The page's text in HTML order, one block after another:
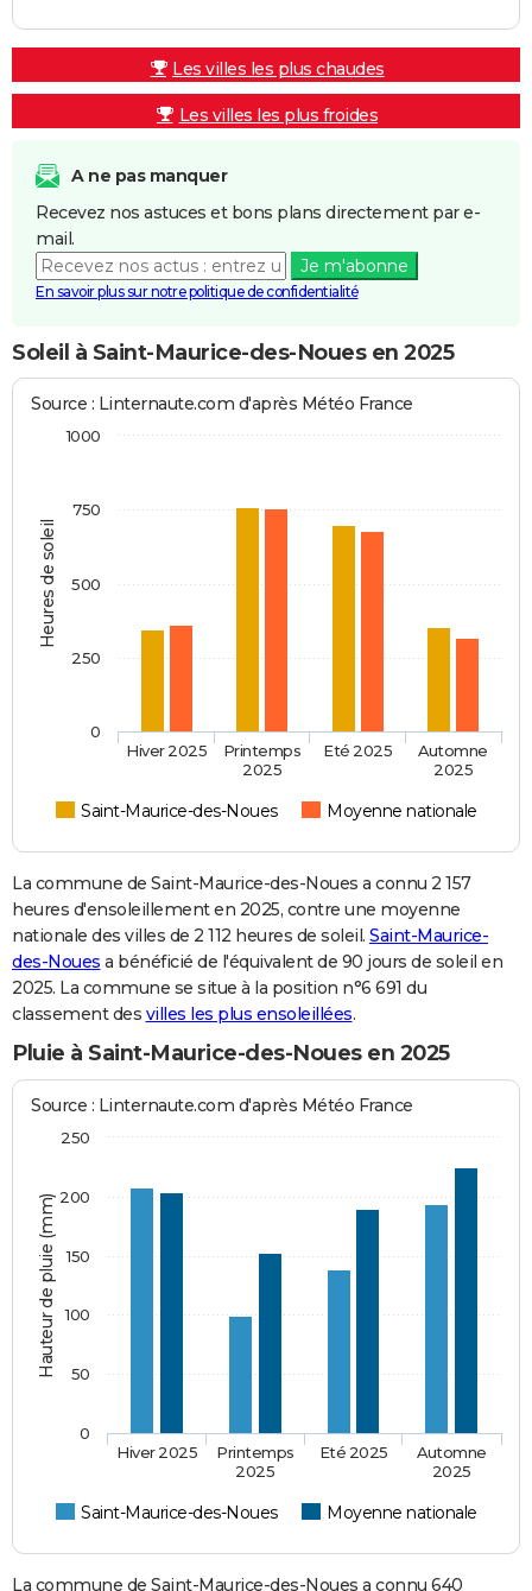
Les villes les plus chaudes
Les villes les plus froides
A ne pas manquer
Recevez nos astuces et bons plans directement par e-
mail.
Je m'abonne
En savoir plus sur notre politique de confidentialité
Soleil à Saint-Maurice-des-Noues en 2025
Heures de soleil
Source : Linternaute.com d'après Météo France
Saint-Maurice-des-Noues Moyenne nationale
Hiver 2025
Printemps
2025
Eté 2025
Automne
2025
0
250
500
750
1000
La commune de Saint-Maurice-des-Noues a connu 2 157
heures d'ensoleillement en 2025, contre une moyenne
nationale des villes de 2 112 heures de soleil. Saint-Maurice-
des-Noues a bénéficié de l'équivalent de 90 jours de soleil en
2025. La commune se situe à la position n°6 691 du
classement des villes les plus ensoleillées.
Pluie à Saint-Maurice-des-Noues en 2025
Hauteur de pluie (mm)
Source : Linternaute.com d'après Météo France
Saint-Maurice-des-Noues Moyenne nationale
Hiver 2025
Printemps
2025
Eté 2025
Automne
2025
0
50
100
150
200
250
La commune de Saint-Maurice-des-Noues a connu 640